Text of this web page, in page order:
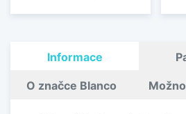
Informace
O značce Blanco